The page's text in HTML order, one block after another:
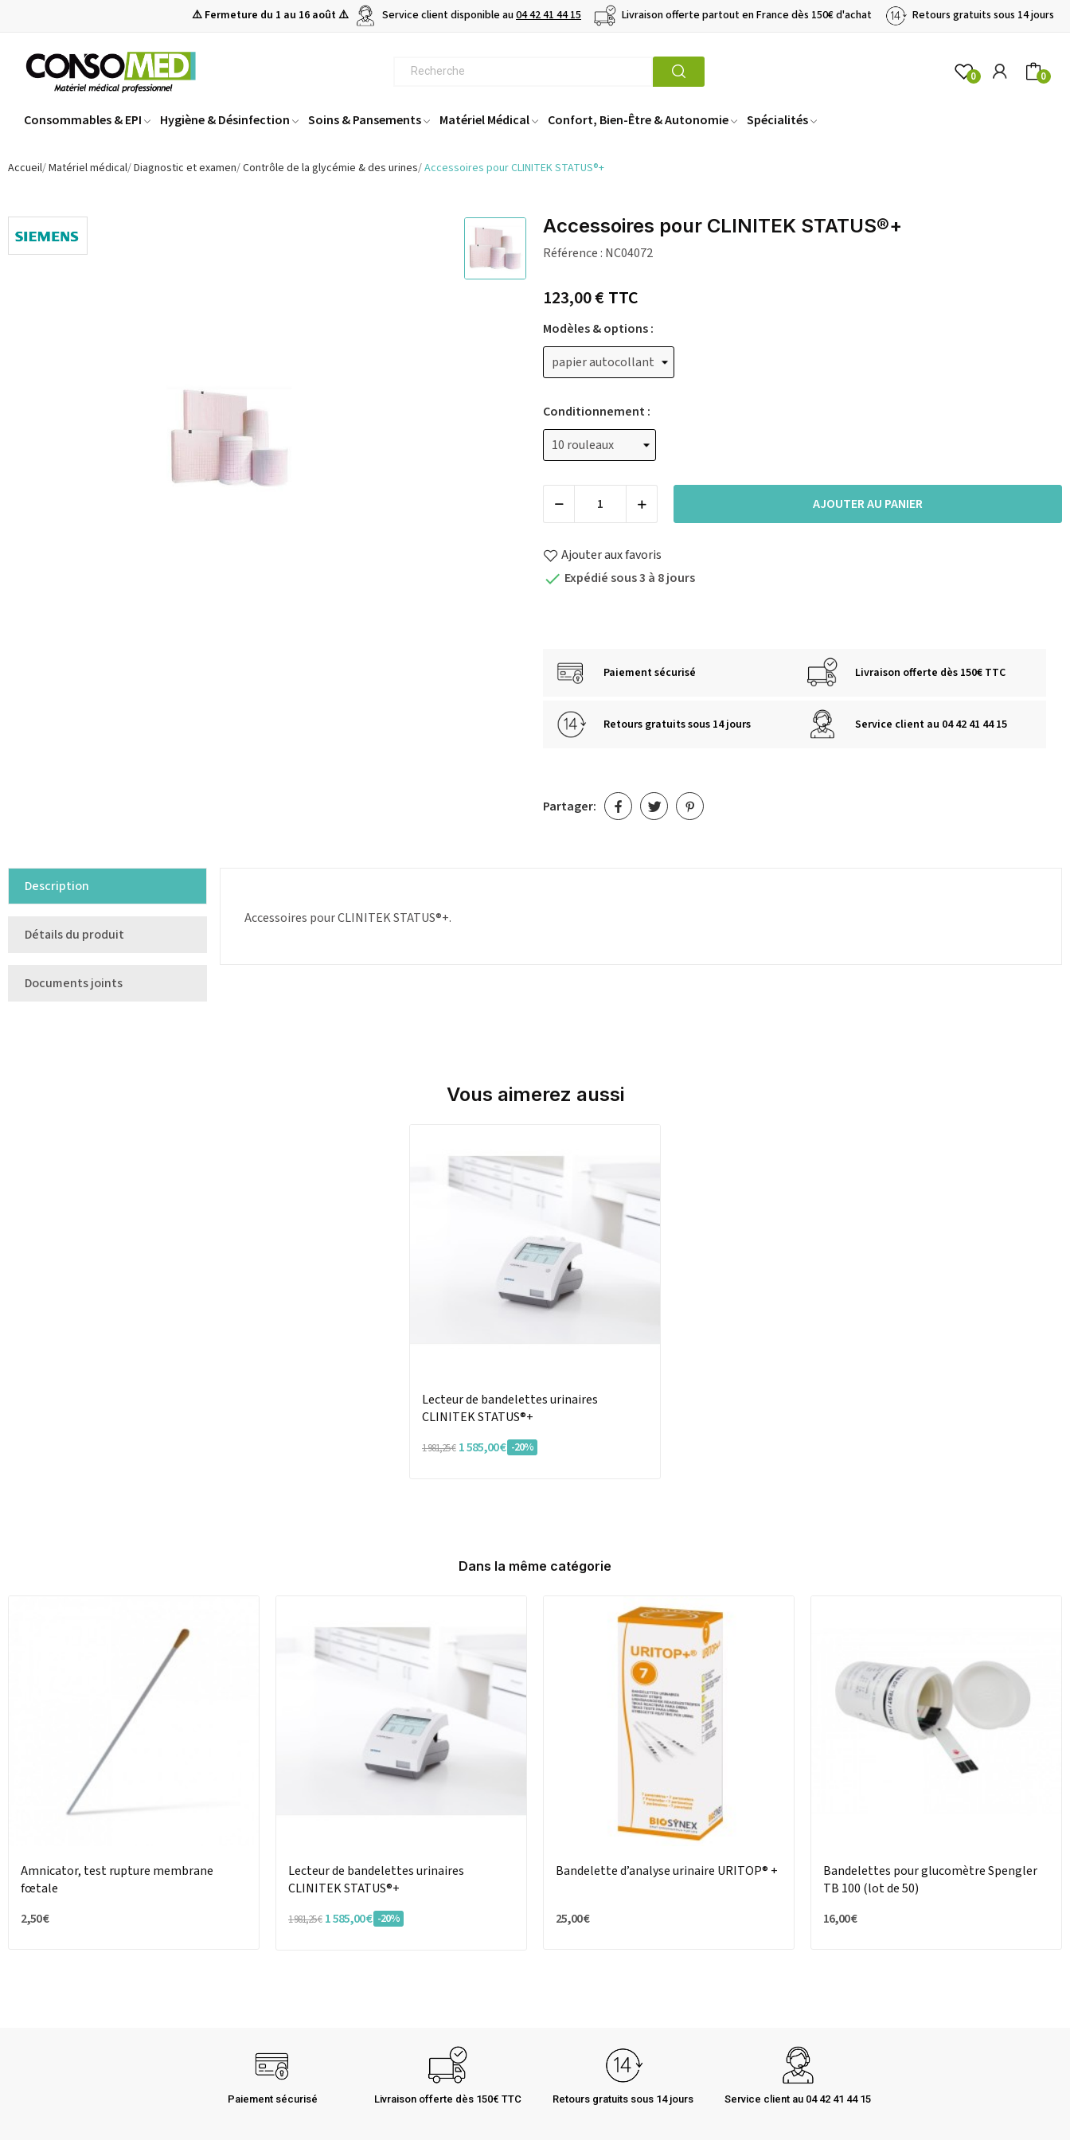
⚠️ Fermeture du 1 au 16 août ⚠️ Service client disponible au04 42 41 44 15 Livraison offerte partout en France dès 150€ d'achat Retours gratuits sous 14 jours
0 0
Consommables & EPI Hygiène & Désinfection Soins & Pansements Matériel Médical Confort, Bien-Être & Autonomie Spécialités
Accueil Matériel médical Diagnostic et examen Contrôle de la glycémie & des urines Accessoires pour CLINITEK STATUS®+
Accessoires pour CLINITEK STATUS®+
Référence : NC04072
123,00 €TTC
Modèles & options :
Conditionnement :
AJOUTER AU PANIER
Ajouter aux favoris
 Expédié sous 3 à 8 jours
Paiement sécurisé Livraison offerte dès 150€ TTC
Retours gratuits sous 14 jours Service client au 04 42 41 44 15
Partager:
Description
Détails du produit
Documents joints
Accessoires pour CLINITEK STATUS®+.
Vous aimerez aussi
Lecteur de bandelettes urinaires
CLINITEK STATUS®+
1 981,25 € 1 585,00 € -20%
Dans la même catégorie
Amnicator, test rupture membrane
fœtale
2,50 €
Lecteur de bandelettes urinaires
CLINITEK STATUS®+
1 981,25 € 1 585,00 € -20%
Bandelette d’analyse urinaire URITOP® +
25,00 €
Bandelettes pour glucomètre Spengler
TB 100 (lot de 50)
16,00 €
Paiement sécurisé Livraison offerte dès 150€ TTC Retours gratuits sous 14 jours Service client au 04 42 41 44 15